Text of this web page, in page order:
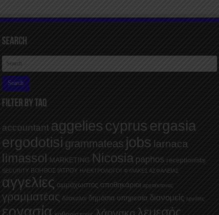
Search
FILTER BY TAQ
accountant aggelies cyprusergasia
ergodotisi grammateas jobs larnaca
limassol MARKETING Nicosia paphos receptionists
SECURITY ΒΟΗΘΟΣ ΙΑΤΡΟΥ ΗΛΕΚΤΡΟΛΟΓΟΙ ΦΥΛΑΚΕΣ ΑΣΦΑΛΕΙΑΣ
αγγελίες αμμόχωστος αποθηκάριοι αρχιτέκτονας
γραμματέας δάσκαλοι δημόσια υπηρεσία διανομείς εργάτες
εργασία λάρνακα λεμεσός